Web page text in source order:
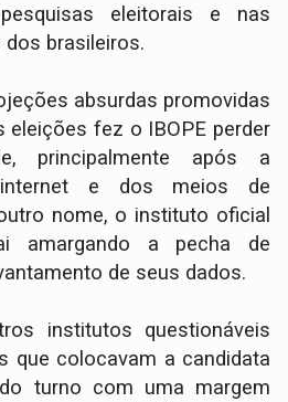
eleitorais e nas
brasileiros.
absurdas promovidas
eleições fez o IBOPE perder
principalmente após a
internet e dos meios de
nome, o instituto oficial
amargando a pecha de
de seus dados.
institutos questionáveis
que colocavam a candidata
turno com uma margem